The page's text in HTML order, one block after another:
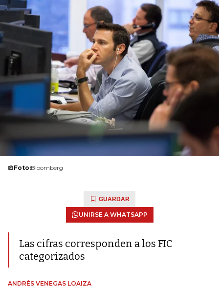
Foto:Bloomberg
GUARDAR
UNIRSE A WHATSAPP
Las cifras corresponden a los FIC
categorizados
ANDRÉS VENEGAS LOAIZA